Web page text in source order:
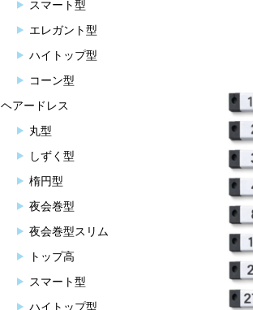
スマート型
エレガント型
ハイトップ型
コーン型
ヘアードレス
丸型
しずく型
楕円型
夜会巻型
夜会巻型スリム
トップ高
スマート型
ハイトップ型